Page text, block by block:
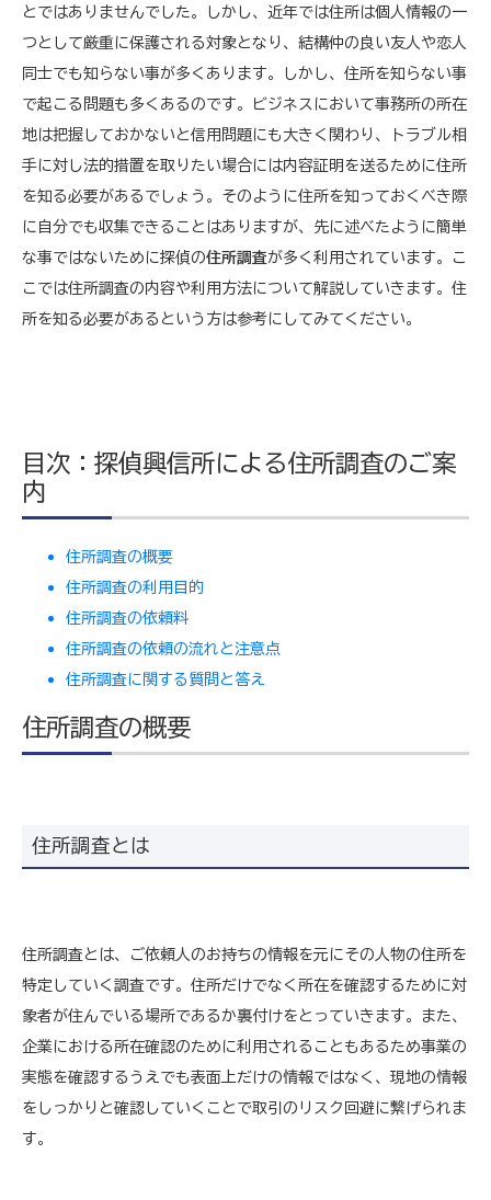
とではありませんでした。しかし、近年では住所は個人情報の一
つとして厳重に保護される対象となり、結構仲の良い友人や恋人
同士でも知らない事が多くあります。しかし、住所を知らない事
で起こる問題も多くあるのです。ビジネスにおいて事務所の所在
地は把握しておかないと信用問題にも大きく関わり、トラブル相
手に対し法的措置を取りたい場合には内容証明を送るために住所
を知る必要があるでしょう。そのように住所を知っておくべき際
に自分でも収集できることはありますが、先に述べたように簡単
な事ではないために探偵の住所調査が多く利用されています。こ
こでは住所調査の内容や利用方法について解説していきます。住
所を知る必要があるという方は参考にしてみてください。
目次：探偵興信所による住所調査のご案
内
住所調査の概要
住所調査の利用目的
住所調査の依頼料
住所調査の依頼の流れと注意点
住所調査に関する質問と答え
住所調査の概要
住所調査とは
住所調査とは、ご依頼人のお持ちの情報を元にその人物の住所を
特定していく調査です。住所だけでなく所在を確認するために対
象者が住んでいる場所であるか裏付けをとっていきます。また、
企業における所在確認のために利用されることもあるため事業の
実態を確認するうえでも表面上だけの情報ではなく、現地の情報
をしっかりと確認していくことで取引のリスク回避に繋げられま
す。